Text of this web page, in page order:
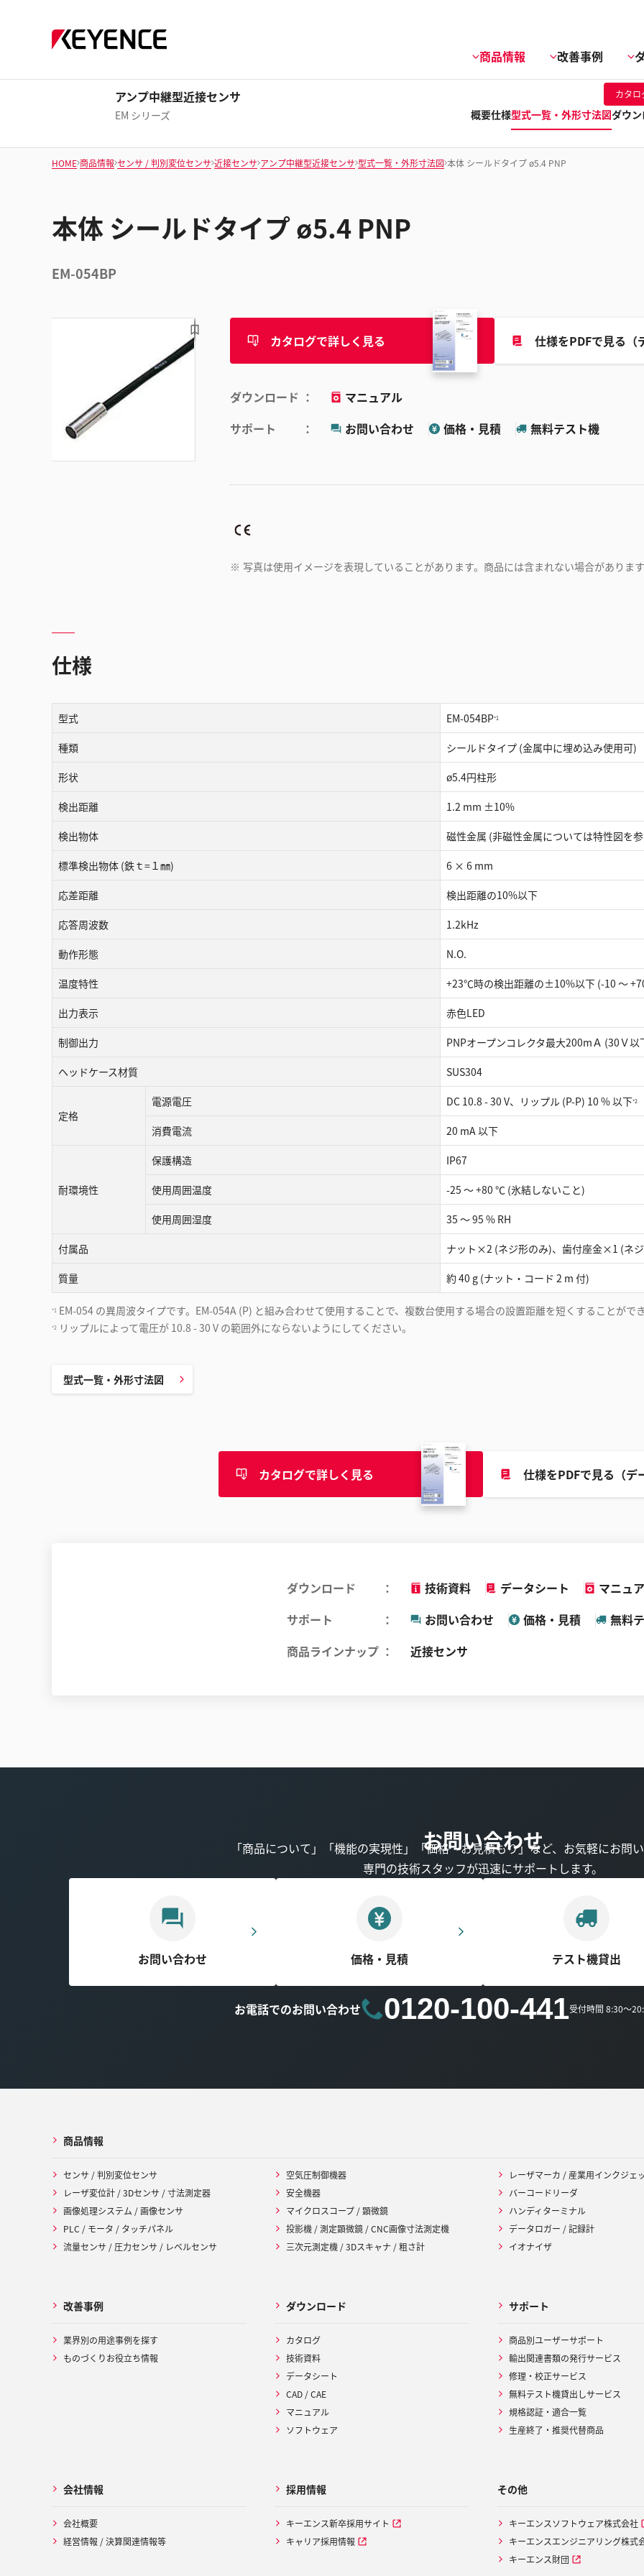
商品情報 改善事例
アンプ中継型近接センサ
EM シリーズ
カタロ
概要仕様型式一覧・外形寸法図ダウ
HOME 商品情報 センサ / 判別変位センサ 近接センサ アンプ中継型近接センサ 型式一覧・外形寸法図 本体 シールドタイプ ø5.4 PNP
本体 シールドタイプ ø5.4 PNP
EM-054BP
カタログで詳しく見る 仕様をPDFで見る（
ダウンロード
マニュアル
サポート
お問い合わせ 価格・見積 無料テスト機
※ 写真は使用イメージを表現していることがあります。商品には含まれない場合がありま
仕様
型式 EM-054BP*1
種類 シールドタイプ (金属中に埋め込み使用可)
形状 ø5.4円柱形
検出距離 1.2 mm ±10%
検出物体 磁性金属 (非磁性金属については特性図を
標準検出物体 (鉄ｔ=１㎜) 6 × 6 mm
応差距離 検出距離の10%以下
応答周波数 1.2kHz
動作形態 N.O.
温度特性 +23℃時の検出距離の±10%以下 (-10 ～
出力表示 赤色LED
制御出力 PNPオープンコレクタ最大200mＡ (30Ｖ
ヘッドケース材質 SUS304
定格
電源電圧 DC 10.8 - 30 V、リップル (P-P) 10 % 以下*2
消費電流 20 mA 以下
耐環境性
保護構造 IP67
使用周囲温度 -25 ～ +80 ℃ (氷結しないこと)
使用周囲湿度 35 ～ 95 % RH
付属品 ナット×2 (ネジ形のみ)、歯付座金×1 (ネ
質量 約 40 g (ナット・コード 2 m 付)
*1 EM-054 の異周波タイプです。EM-054A (P) と組み合わせて使用することで、複数台使用する場合の設置距離を短くすることが
*2 リップルによって電圧が 10.8 - 30 V の範囲外にならないようにしてください。
型式一覧・外形寸法図
カタログで詳しく見る 仕様をPDFで見る（デ
ダウンロード 技術資料 データシート
マニュ
サポート
お問い合わせ 価格・見積
無料
商品ラインナップ
近接センサ
お問い合わせ
「商品について」「機能の実現性」「価格・お見積もり」など、お気軽にお問
専門の技術スタッフが迅速にサポートします。
お問い合わせ 価格・見積 テスト機貸出
お電話でのお問い合わせ 0120-100-441受付時間 8:30～
商品情報
センサ / 判別変位センサ
レーザ変位計 / 3Dセンサ / 寸法測定器
画像処理システム / 画像センサ
PLC / モータ / タッチパネル
流量センサ / 圧力センサ / レベルセンサ
空気圧制御機器
安全機器
マイクロスコープ / 顕微鏡
投影機 / 測定顕微鏡 / CNC画像寸法測定機
三次元測定機 / 3Dスキャナ / 粗さ計
レーザマーカ / 産業用インクジェ
バーコードリーダ
ハンディターミナル
データロガー / 記録計
イオナイザ
改善事例
業界別の用途事例を探す
ものづくりお役立ち情報
ダウンロード
カタログ
技術資料
データシート
CAD / CAE
マニュアル
ソフトウェア
サポート
商品別ユーザーサポート
輸出関連書類の発行サービス
修理・校正サービス
無料テスト機貸出しサービス
規格認証・適合一覧
生産終了・推奨代替商品
会社情報
会社概要
経営情報 / 決算関連情報等
採用情報
キーエンス新卒採用サイト
キャリア採用情報
その他
キーエンスソフトウェア株式会社
キーエンスエンジニアリング株式
キーエンス財団